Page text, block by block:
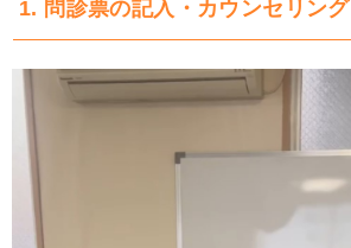
1. 問診票の記入・カウンセリング